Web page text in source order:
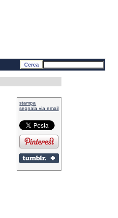
stampa
segnala via email